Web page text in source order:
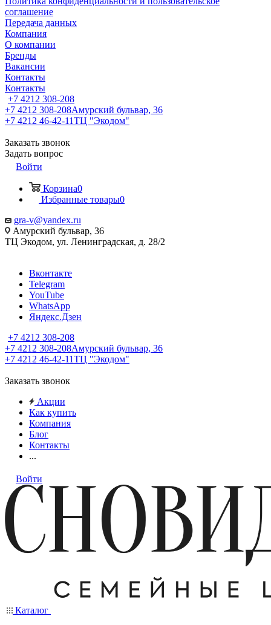
соглашение
Передача данных
Компания
О компании
Бренды
Вакансии
Контакты
Контакты
+7 4212 308-208
+7 4212 308-208Амурский бульвар, 36
+7 4212 46-42-11ТЦ "Экодом"
Заказать звонок
Задать вопрос
Войти
Корзина0
Избранные товары0
gra-v@yandex.ru
Амурский бульвар, 36
ТЦ Экодом, ул. Ленинградская, д. 28/2
Вконтакте
Telegram
YouTube
WhatsApp
Яндекс.Дзен
+7 4212 308-208
+7 4212 308-208Амурский бульвар, 36
+7 4212 46-42-11ТЦ "Экодом"
Заказать звонок
Акции
Как купить
Компания
Блог
Контакты
...
Войти
Каталог